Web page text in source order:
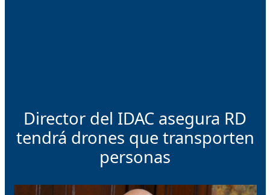
Director del IDAC asegura RD
tendrá drones que transporten
personas